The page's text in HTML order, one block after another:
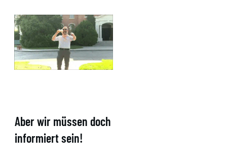
Aber wir müssen doch
informiert sein!